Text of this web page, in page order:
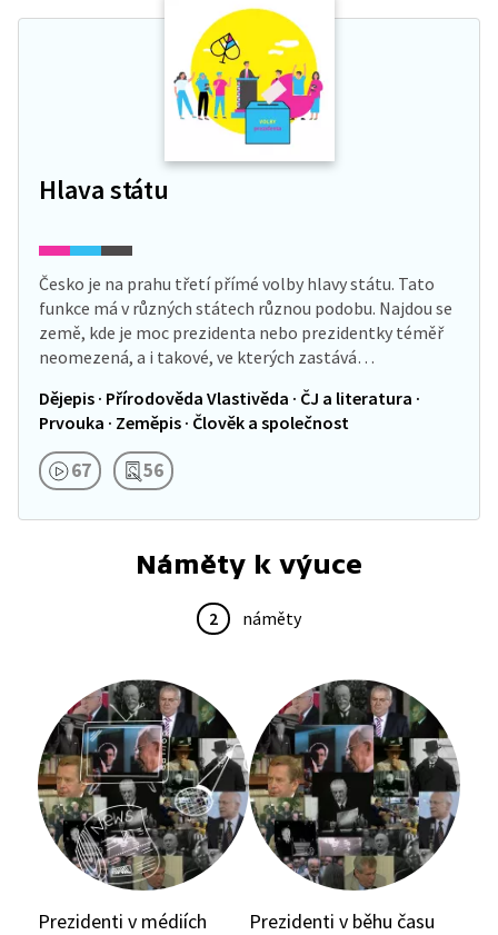
Hlava státu
Česko je na prahu třetí přímé volby hlavy státu. Tato
funkce má v různých státech různou podobu. Najdou se
země, kde je moc prezidenta nebo prezidentky téměř
neomezená, a i takové, ve kterých zastává…
Dějepis · Přírodověda Vlastivěda · ČJ a literatura ·
Prvouka · Zeměpis · Člověk a společnost
67 56
Náměty k výuce
2 náměty
Prezidenti v médiích Prezidenti v běhu času